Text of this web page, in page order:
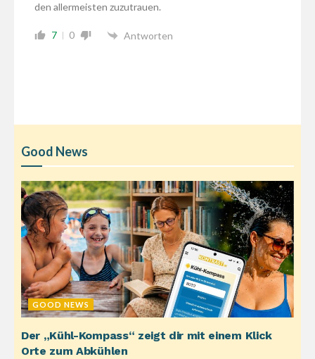
den allermeisten zuzutrauen.
7 0 Antworten
Good News
GOOD NEWS
Der „Kühl-Kompass“ zeigt dir mit einem Klick
Orte zum Abkühlen